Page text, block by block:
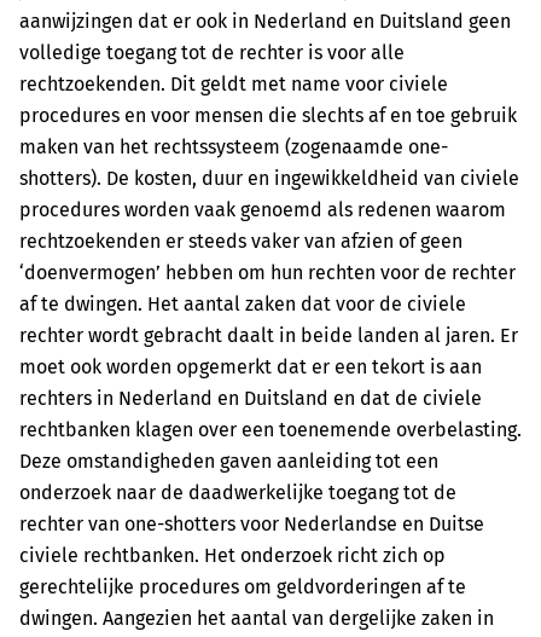
aanwijzingen dat er ook in Nederland en Duitsland geen
volledige toegang tot de rechter is voor alle
rechtzoekenden. Dit geldt met name voor civiele
procedures en voor mensen die slechts af en toe gebruik
maken van het rechtssysteem (zogenaamde one-
shotters). De kosten, duur en ingewikkeldheid van civiele
procedures worden vaak genoemd als redenen waarom
rechtzoekenden er steeds vaker van afzien of geen
‘doenvermogen’ hebben om hun rechten voor de rechter
af te dwingen. Het aantal zaken dat voor de civiele
rechter wordt gebracht daalt in beide landen al jaren. Er
moet ook worden opgemerkt dat er een tekort is aan
rechters in Nederland en Duitsland en dat de civiele
rechtbanken klagen over een toenemende overbelasting.
Deze omstandigheden gaven aanleiding tot een
onderzoek naar de daadwerkelijke toegang tot de
rechter van one-shotters voor Nederlandse en Duitse
civiele rechtbanken. Het onderzoek richt zich op
gerechtelijke procedures om geldvorderingen af te
dwingen. Aangezien het aantal van dergelijke zaken in